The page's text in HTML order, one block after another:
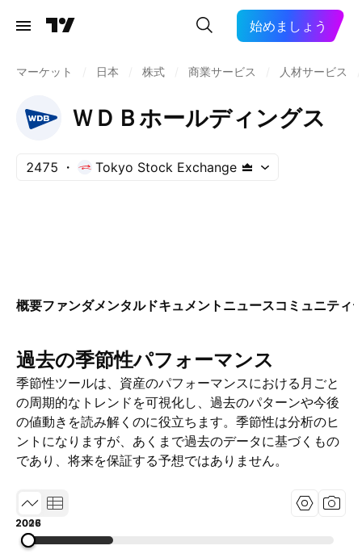
始めましょう
マーケット 日本 株式 商業サービス 人材サービス
ＷＤＢホールディングス
2475 Tokyo Stock Exchange
概要ファンダメンタルドキュメント ニュースコミュニティ
過去の季節性パフォーマンス
季節性ツールは、資産のパフォーマンスにおける月ごと
の周期的なトレンドを可視化し、過去のパターンや今後
の値動きを読み解くのに役立ちます。季節性は分析のヒ
ントになりますが、あくまで過去のデータに基づくもの
であり、将来を保証する予想ではありません。
2008
2017
2026